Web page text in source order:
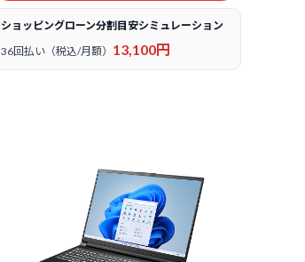
ショッピングローン分割目安シミュレーション
36回払い（税込/月額） 13,100円